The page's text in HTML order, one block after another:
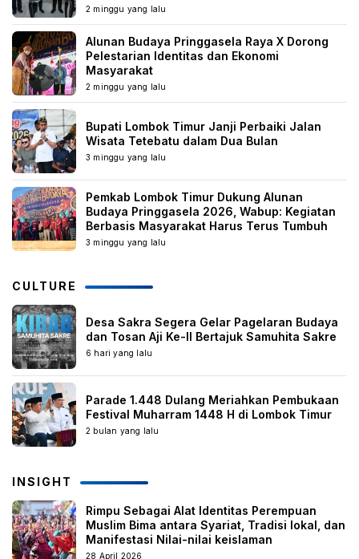
2 minggu yang lalu
Alunan Budaya Pringgasela Raya X Dorong
Pelestarian Identitas dan Ekonomi
Masyarakat
2 minggu yang lalu
Bupati Lombok Timur Janji Perbaiki Jalan
Wisata Tetebatu dalam Dua Bulan
3 minggu yang lalu
Pemkab Lombok Timur Dukung Alunan
Budaya Pringgasela 2026, Wabup: Kegiatan
Berbasis Masyarakat Harus Terus Tumbuh
3 minggu yang lalu
CULTURE
Desa Sakra Segera Gelar Pagelaran Budaya
dan Tosan Aji Ke-II Bertajuk Samuhita Sakre
6 hari yang lalu
Parade 1.448 Dulang Meriahkan Pembukaan
Festival Muharram 1448 H di Lombok Timur
2 bulan yang lalu
INSIGHT
Rimpu Sebagai Alat Identitas Perempuan
Muslim Bima antara Syariat, Tradisi lokal, dan
Manifestasi Nilai-nilai keislaman
28 April 2026